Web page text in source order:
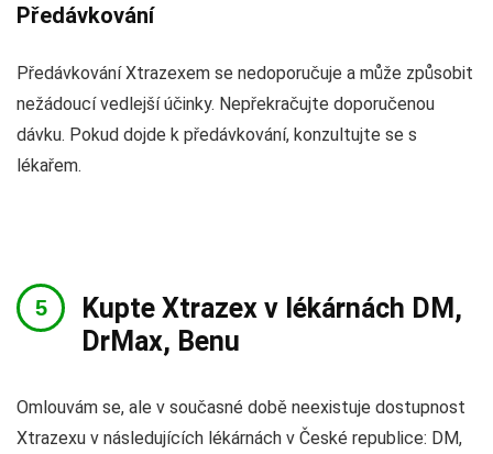
Předávkování
Předávkování Xtrazexem se nedoporučuje a může způsobit
nežádoucí vedlejší účinky. Nepřekračujte doporučenou
dávku. Pokud dojde k předávkování, konzultujte se s
lékařem.
Kupte Xtrazex v lékárnách DM,
DrMax, Benu
Omlouvám se, ale v současné době neexistuje dostupnost
Xtrazexu v následujících lékárnách v České republice: DM,